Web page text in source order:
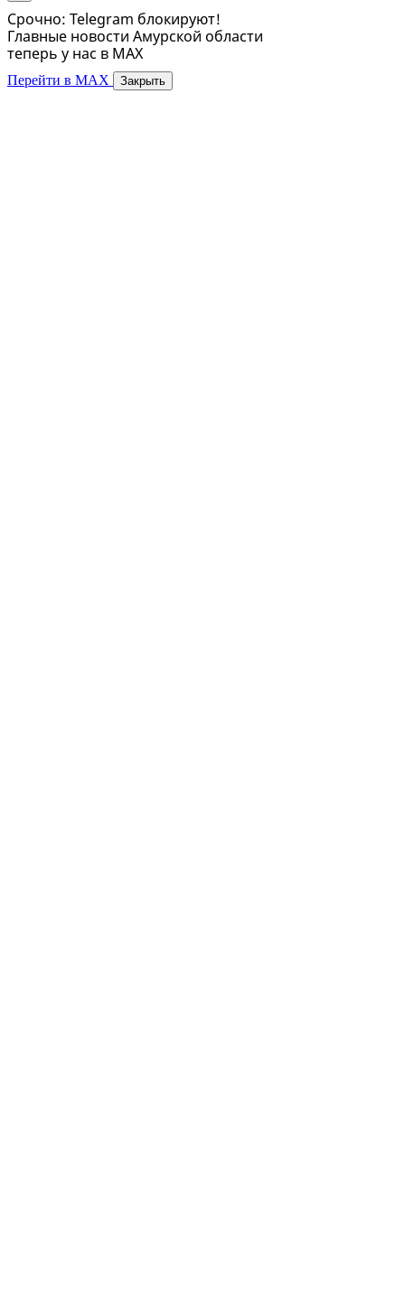
Срочно: Telegram блокируют!
Главные новости Амурской области
теперь у нас в MAX
Перейти в MAX Закрыть